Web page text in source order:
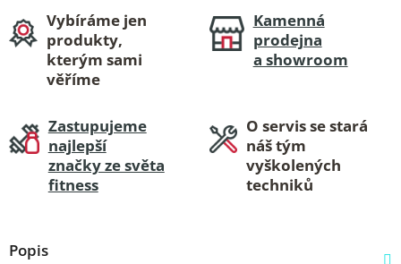
Vybíráme jen
produkty,
kterým sami
věříme
Kamenná
prodejna
a showroom
Zastupujeme
najlepší
značky ze světa
fitness
O servis se stará
náš tým
vyškolených
techniků
Popis